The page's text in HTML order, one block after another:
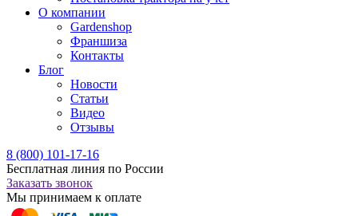
О компании
Gardenshop
Франшиза
Контакты
Блог
Новости
Статьи
Видео
Отзывы
8 (800) 101-17-16
Бесплатная линия по России
Заказать звонок
Мы принимаем к оплате